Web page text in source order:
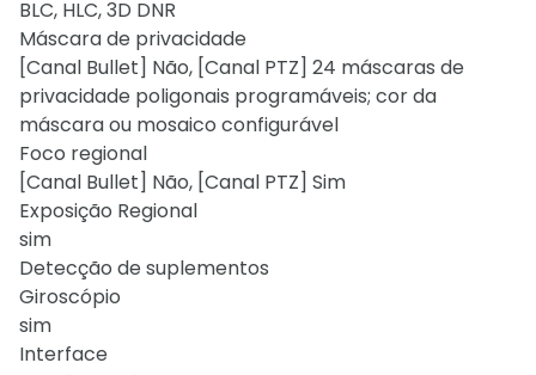
BLC, HLC, 3D DNR
Máscara de privacidade
[Canal Bullet] Não, [Canal PTZ] 24 máscaras de
privacidade poligonais programáveis; cor da
máscara ou mosaico configurável
Foco regional
[Canal Bullet] Não, [Canal PTZ] Sim
Exposição Regional
sim
Detecção de suplementos
Giroscópio
sim
Interface